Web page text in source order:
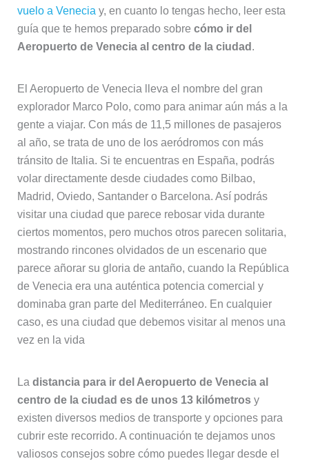
vuelo a Venecia y, en cuanto lo tengas hecho, leer esta
guía que te hemos preparado sobre cómo ir del
Aeropuerto de Venecia al centro de la ciudad .
El Aeropuerto de Venecia lleva el nombre del gran
explorador Marco Polo, como para animar aún más a la
gente a viajar. Con más de 11,5 millones de pasajeros
al año, se trata de uno de los aeródromos con más
tránsito de Italia. Si te encuentras en España, podrás
volar directamente desde ciudades como Bilbao,
Madrid, Oviedo, Santander o Barcelona. Así podrás
visitar una ciudad que parece rebosar vida durante
ciertos momentos, pero muchos otros parecen solitaria,
mostrando rincones olvidados de un escenario que
parece añorar su gloria de antaño, cuando la República
de Venecia era una auténtica potencia comercial y
dominaba gran parte del Mediterráneo. En cualquier
caso, es una ciudad que debemos visitar al menos una
vez en la vida
La distancia para ir del Aeropuerto de Venecia al
centro de la ciudad es de unos 13 kilómetrosy
existen diversos medios de transporte y opciones para
cubrir este recorrido. A continuación te dejamos unos
valiosos consejos sobre cómo puedes llegar desde el